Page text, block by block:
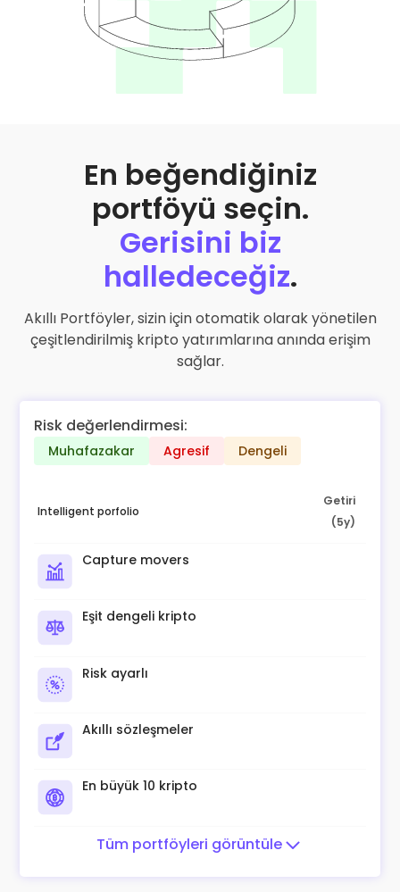
En beğendiğiniz
portföyü seçin.
Gerisini biz
halledeceğiz.
Akıllı Portföyler, sizin için otomatik olarak yönetilen
çeşitlendirilmiş kripto yatırımlarına anında erişim
sağlar.
Risk değerlendirmesi:
Muhafazakar Agresif Dengeli
Intelligent porfolio
Getiri
(5y)
Capture movers
Eşit dengeli kripto
Risk ayarlı
Akıllı sözleşmeler
En büyük 10 kripto
Tüm portföyleri görüntüle